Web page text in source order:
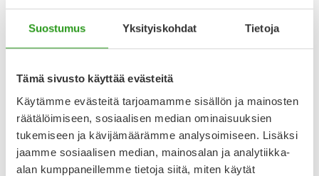
Suostumus Yksityiskohdat Tietoja
Tämä sivusto käyttää evästeitä
Käytämme evästeitä tarjoamamme sisällön ja mainosten
räätälöimiseen, sosiaalisen median ominaisuuksien
tukemiseen ja kävijämäärämme analysoimiseen. Lisäksi
jaamme sosiaalisen median, mainosalan ja analytiikka-
alan kumppaneillemme tietoja siitä, miten käytät
Näytä koko kuvaus
Lääkkeillä ja reseptillä ostetuilla tuotteilla ei ole
palautusoikeutta.
Katso kaikki Paracetamol Ratiopharm-tuotteet